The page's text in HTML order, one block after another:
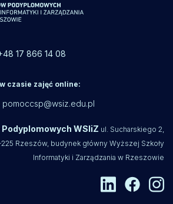
17 866 14 08
czasie zajęć online:
pomoccsp@wsiz.edu.pl
WSIiZ ul. Sucharskiego 2,
Rzeszów, budynek główny Wyższej Szkoły
Informatyki i Zarządzania w Rzeszowie